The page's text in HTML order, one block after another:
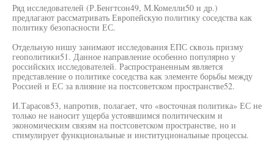
Ряд исследователей (Р.Бенгтсон49, М.Комелли50 и др.)
предлагают рассматривать Европейскую политику соседства как
политику безопасности ЕС.
Отдельную нишу занимают исследования ЕПС сквозь призму
геополитики51. Данное направление особенно популярно у
российских исследователей. Распространенным является
представление о политике соседства как элементе борьбы между
Россией и ЕС за влияние на постсоветском пространстве52.
И.Тарасов53, напротив, полагает, что «восточная политика» ЕС не
только не наносит ущерба устоявшимся политическим и
экономическим связям на постсоветском пространстве, но и
стимулирует функциональные и институциональные процессы.